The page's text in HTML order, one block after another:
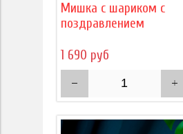
Мишка с шариком с
поздравлением
1 690 руб